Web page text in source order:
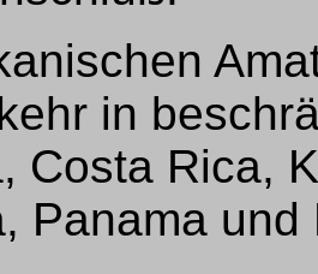
in
Costa Rica,
Panama und